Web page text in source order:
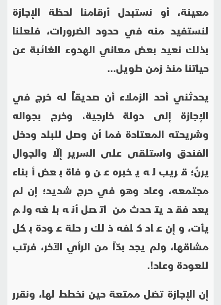
معينة، أو نستبدل أرقامنا لحظة الإجازة
لنستفيد منه في حدود الضرورات، فلعلنا
بذلك نعيد بعض معاني الهدوء الغائبة عن
حياتنا منذ زمن طويل...
يحدثني أحد الزملاء أن صديقاً له خرج في
الإجازة إلى دولة خارجية، وخرج بجواله
وشريحته المعتادة فما أن وصل للبلد ودخل
الفندق واستلقى على السرير إلّا والجوال
يرنُ؛ قريب له يخبره عن وفاة بعض أبناء
مجتمعه، وعاد وهو في حرج شديد؛ إن لم
يعد فقد يتحدث من اتصل أنه بلغه ولم
يأت، وإن عاد كلفه ذلك رحلة عودة بكل
مشاقها، ولم يجد بدّاً من الرأي الآخر، فرتب
للعودة وعاد!.
إن الإجازة تضل ممتعة حين نخطط لها، ونقرر